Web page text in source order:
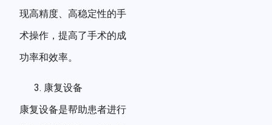
现高精度、高稳定性的手
术操作，提高了手术的成
功率和效率。
康复设备
康复设备是帮助患者进行